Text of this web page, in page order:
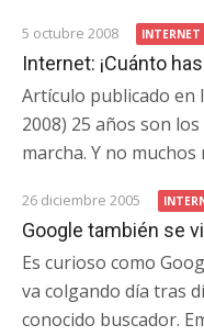
5 octubre 2008 INTERNET
Internet: ¡Cuánto
Artículo publicado en
2008) 25 años son
marcha. Y no muchos
26 diciembre 2005
Google también se
Es curioso como
va colgando día tras
conocido buscador.